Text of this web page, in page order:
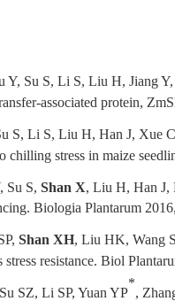
Y, Su S, Li S, Liu H, Jiang
associated protein,
S, Li S, Liu H, Han J, Xue
chilling stress in maize
S, Shan X , Liu H, Han
Biologia Plantarum
Shan XH, Liu HK, Wang
resistance. Biol
SZ, Li SP, Yuan YP
*
,